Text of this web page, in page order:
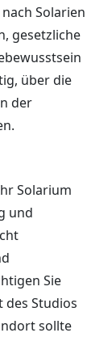
Solarien
gesetzliche
über die
der
Solarium
und
Sie
des Studios
sollte